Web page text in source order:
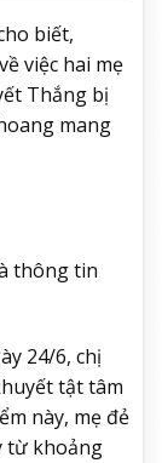
biết,
việc hai mẹ
Thắng bị
mang
thông tin
24/6, chị
tật tâm
này, mẹ đẻ
từ khoảng